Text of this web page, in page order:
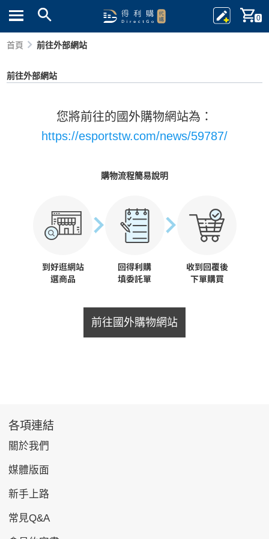
0
首頁 前往外部網站
前往外部網站
您將前往的國外購物網站為：
https://esportstw.com/news/59787/
購物流程簡易說明
前往國外購物網站
各項連結
關於我們
媒體版面
新手上路
常見Q&A